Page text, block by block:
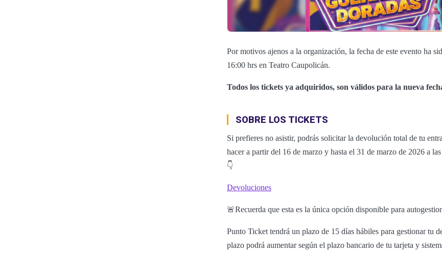
Por motivos ajenos a la organización, la fecha de este evento ha
16:00 hrs en Teatro Caupolicán.
Todos los tickets ya adquiridos, son válidos para la nueva
SOBRE LOS TICKETS
Si prefieres no asistir, podrás solicitar la devolución total de tu
hacer a partir del 16 de marzo y hasta el 31 de marzo de 2026 a
👇
Devoluciones
🚨Recuerda que esta es la única opción disponible para
Punto Ticket tendrá un plazo de 15 días hábiles para gestionar tu
plazo podrá aumentar según el plazo bancario de tu tarjeta y